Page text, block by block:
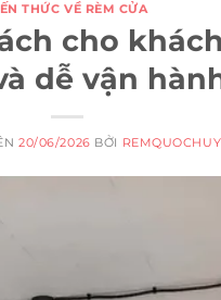
THỨC VỀ RÈM CỬA
cho
dễ vận
20/06/2026 BỞI REMQUOCHUY